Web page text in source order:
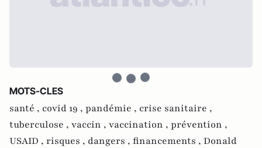
MOTS-CLES
santé , covid 19 , pandémie , crise sanitaire ,
tuberculose , vaccin , vaccination , prévention ,
USAID , risques , dangers , financements , Donald